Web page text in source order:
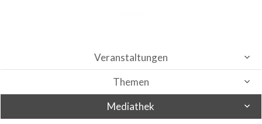
Veranstaltungen
Themen
Mediathek